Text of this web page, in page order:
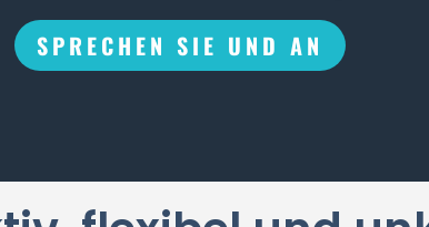
SPRECHEN SIE UND AN